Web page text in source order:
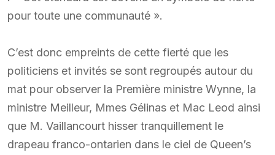
pour toute une communauté ».
C’est donc empreints de cette fierté que les
politiciens et invités se sont regroupés autour du
mat pour observer la Première ministre Wynne, la
ministre Meilleur, Mmes Gélinas et Mac Leod ainsi
que M. Vaillancourt hisser tranquillement le
drapeau franco-ontarien dans le ciel de Queen’s